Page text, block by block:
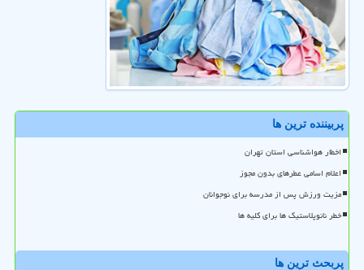
پربیننده ترین ها
اخطار هواشناسی استان تهران
اعلام اسامی عطرهای بدون مجوز
مزیت ورزش پس از مدرسه برای نوجوانان
خطر نانوپلاستیک ها برای کلیه ها
پربحث ترین ها